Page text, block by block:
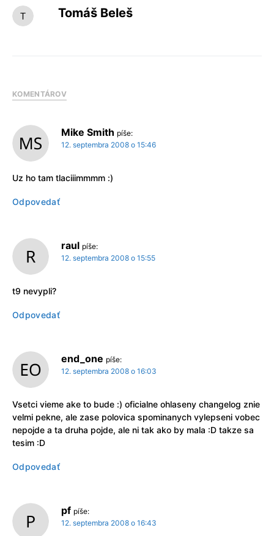
Tomáš Beleš
KOMENTÁROV
Mike Smith píše:
12. septembra 2008 o 15:46
Uz ho tam tlaciiimmmm :)
Odpovedať
raul píše:
12. septembra 2008 o 15:55
t9 nevypli?
Odpovedať
end_one píše:
12. septembra 2008 o 16:03
Vsetci vieme ake to bude :) oficialne ohlaseny changelog znie
velmi pekne, ale zase polovica spominanych vylepseni vobec
nepojde a ta druha pojde, ale ni tak ako by mala :D takze sa
tesim :D
Odpovedať
pf píše:
12. septembra 2008 o 16:43